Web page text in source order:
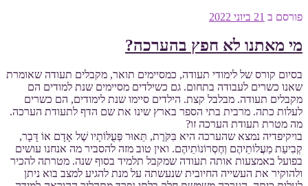
פורסם ב 21 ביוני 2022
מי מאתנו לא חפץ בהערכה?
בסיום קורס של לימודי תעודה, כמסיימים תואר, מקבלים תעודה שאומרת
שאנו כשרים לעבודה בתחום. גם כשילדים מסיימים שנת למודים הם
מקבלים תעודה. מבלבל קצת. הילדים סיימו שנת לימודים, הם כשרים
לעלות כתה. מרבית בתי הספר בארץ שינו את שם הדף לתעודת הערכה.
מה מטרת תעודת הערכה זו?
בויקיפדיה נמצא שהערכה היא בִּקֹּרֶת, תֵּאוּר פְּעֻלּוֹתָיו שֶׁל אָדָם אוֹ דָּבָר,
קְבִיעַת מַעֲלוֹתֵיהֶם וְחֶסְרוֹנוֹתֵיהֶם. ואין טוב מזה להסביר מה אנחנו עושים
בפועל באמצעות אותה תעודה שמקבל תלמיד בסוף שנה. מטרתה להכיר
ולהוקיר את העשייה החיובית שנעשתה על מנת להגיע למצב בוא ניתן